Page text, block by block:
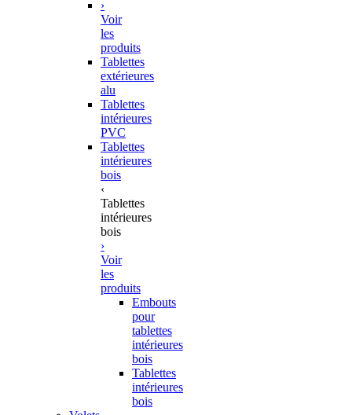
›
Voir
les
produits
Tablettes
extérieures
alu
Tablettes
intérieures
PVC
Tablettes
intérieures
bois
‹
Tablettes
intérieures
bois
›
Voir
les
produits
Embouts
pour
tablettes
intérieures
bois
Tablettes
intérieures
bois